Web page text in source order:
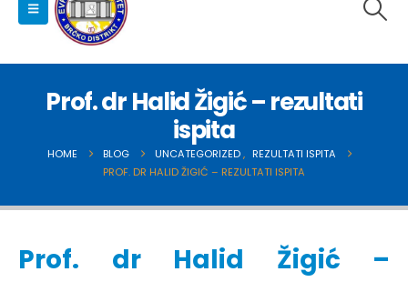
Prof. dr Halid Žigić – rezultati
ispita
HOME BLOG UNCATEGORIZED , REZULTATI ISPITA
PROF. DR HALID ŽIGIĆ – REZULTATI ISPITA
Prof. dr Halid Žigić –